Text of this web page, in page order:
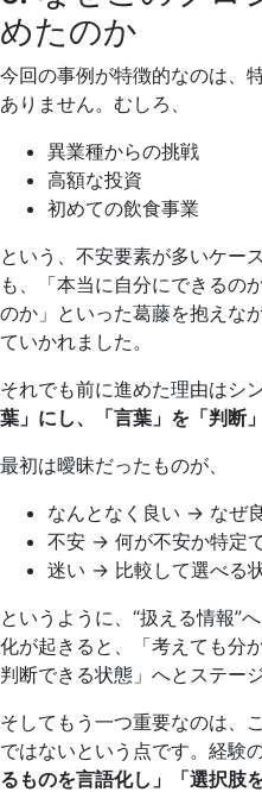
めたのか
今回の事例が特徴的なのは、
ありません。むしろ、
異業種からの挑戦
高額な投資
初めての飲食事業
という、不安要素が多いケー
も、「本当に自分にできるの
のか」といった葛藤を抱えな
ていかれました。
それでも前に進めた理由はシ
葉」にし、「言葉」を「判断
最初は曖昧だったものが、
なんとなく良い → なぜ
不安 → 何が不安か特定
迷い → 比較して選べる
というように、“扱える情報”
化が起きると、「考えても分
判断できる状態」へとステー
そしてもう一つ重要なのは、
ではないという点です。経験
るものを言語化し」「選択肢